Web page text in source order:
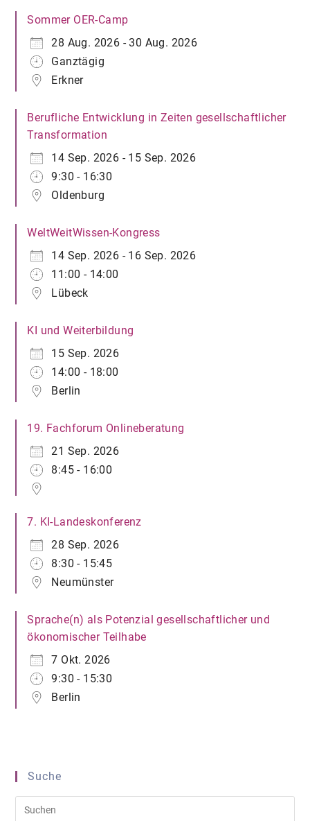
Sommer OER-Camp
28 Aug. 2026 - 30 Aug. 2026
Ganztägig
Erkner
Berufliche Entwicklung in Zeiten gesellschaftlicher
Transformation
14 Sep. 2026 - 15 Sep. 2026
9:30 - 16:30
Oldenburg
WeltWeitWissen-Kongress
14 Sep. 2026 - 16 Sep. 2026
11:00 - 14:00
Lübeck
KI und Weiterbildung
15 Sep. 2026
14:00 - 18:00
Berlin
19. Fachforum Onlineberatung
21 Sep. 2026
8:45 - 16:00
7. KI-Landeskonferenz
28 Sep. 2026
8:30 - 15:45
Neumünster
Sprache(n) als Potenzial gesellschaftlicher und
ökonomischer Teilhabe
7 Okt. 2026
9:30 - 15:30
Berlin
Suche